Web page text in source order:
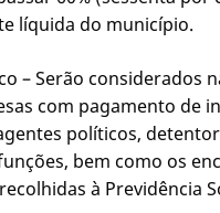
líquida do município.
– Serão considerados
com pagamento de
políticos,
bem como os
à Previdência